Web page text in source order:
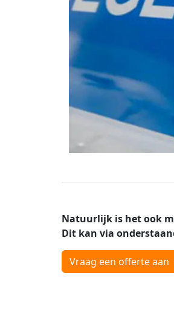
Natuurlijk is het ook
Dit kan via
Vraag een offerte aan